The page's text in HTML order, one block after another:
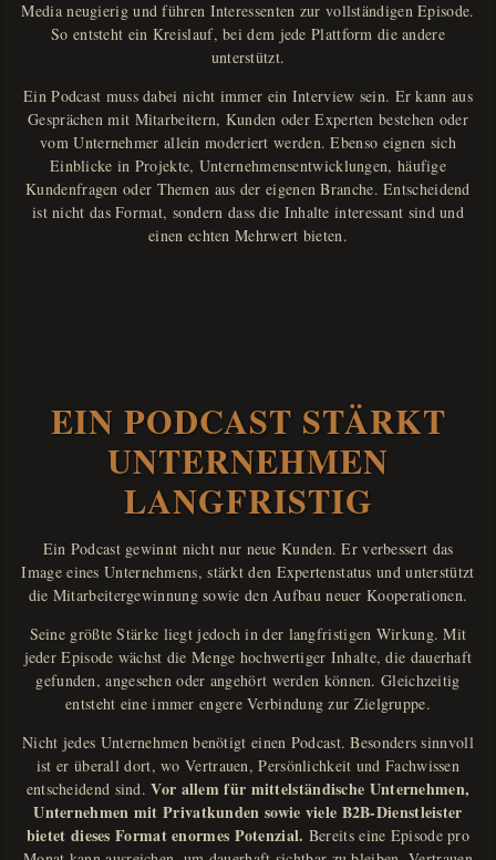
Media neugierig und führen Interessenten zur vollständigen Episode.
So entsteht ein Kreislauf, bei dem jede Plattform die andere
unterstützt.
Ein Podcast muss dabei nicht immer ein Interview sein. Er kann aus
Gesprächen mit Mitarbeitern, Kunden oder Experten bestehen oder
vom Unternehmer allein moderiert werden. Ebenso eignen sich
Einblicke in Projekte, Unternehmensentwicklungen, häufige
Kundenfragen oder Themen aus der eigenen Branche. Entscheidend
ist nicht das Format, sondern dass die Inhalte interessant sind und
einen echten Mehrwert bieten.
EIN PODCAST STÄRKT
UNTERNEHMEN
LANGFRISTIG
Ein Podcast gewinnt nicht nur neue Kunden. Er verbessert das
Image eines Unternehmens, stärkt den Expertenstatus und unterstützt
die Mitarbeitergewinnung sowie den Aufbau neuer Kooperationen.
Seine größte Stärke liegt jedoch in der langfristigen Wirkung. Mit
jeder Episode wächst die Menge hochwertiger Inhalte, die dauerhaft
gefunden, angesehen oder angehört werden können. Gleichzeitig
entsteht eine immer engere Verbindung zur Zielgruppe.
Nicht jedes Unternehmen benötigt einen Podcast. Besonders sinnvoll
ist er überall dort, wo Vertrauen, Persönlichkeit und Fachwissen
entscheidend sind.Vor allem für mittelständische Unternehmen,
Unternehmen mit Privatkunden sowie viele B2B-Dienstleister
bietet dieses Format enormes Potenzial. Bereits eine Episode pro